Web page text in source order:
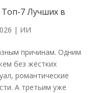
Топ-7 Лучших в
| ИИ
причинам. Одним
без жёстких
романтические
А третьим уже